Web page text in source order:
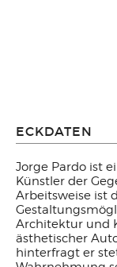
ECKDATEN
Jorge Pardo ist
Künstler der
Arbeitsweise ist
Architektur und
ästhetischer
hinterfragt er